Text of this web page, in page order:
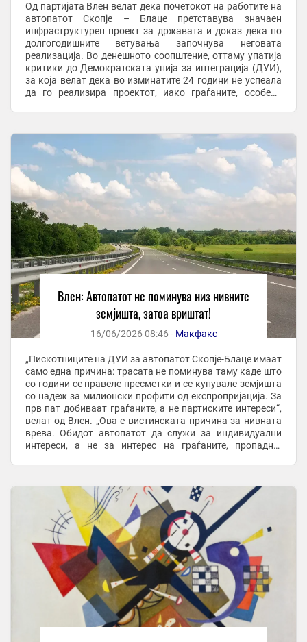
Од партијата Влен велат дека почетокот на работите на
автопатот Скопје – Блаце претставува значаен
инфраструктурен проект за државата и доказ дека по
долгогодишните ветувања започнува неговата
реализација. Во денешното соопштение, оттаму упатија
критики до Демократската унија за интеграција (ДУИ),
за која велат дека во изминатите 24 години не успеала
да го реализира проектот, иако граѓаните, особено
Влен: Автопатот не поминува низ нивните
земјишта, затоа вриштат!
16/06/2026 08:46 - Макфакс
„Пискотниците на ДУИ за автопатот Скопје-Блаце имаат
само една причина: трасата не поминува таму каде што
со години се правеле пресметки и се купувале земјишта
со надеж за милионски профити од експропријација. За
прв пат добиваат граѓаните, а не партиските интереси“,
велат од Влен. „Ова е вистинската причина за нивната
врева. Обидот автопатот да служи за индивидуални
интереси, а не за интерес на граѓаните, пропадна.